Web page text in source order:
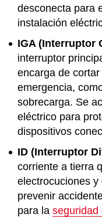
desconecta para
instalación
IGA (Interruptor
interruptor
encarga de
emergencia,
sobrecarga. Se
eléctrico para
dispositivos
ID (Interruptor
corriente a tierra
electrocuciones
prevenir
para la seguridad